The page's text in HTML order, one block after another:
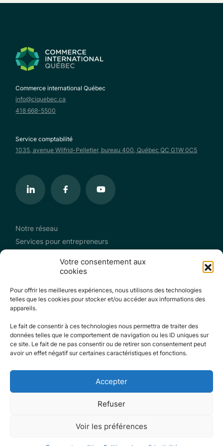
Votre consentement aux
cookies
Pour offrir les meilleures expériences, nous utilisons des technologies
telles que les cookies pour stocker et/ou accéder aux informations des
appareils.
Le fait de consentir à ces technologies nous permettra de traiter des
données telles que le comportement de navigation ou les ID uniques sur
ce site. Le fait de ne pas consentir ou de retirer son consentement peut
avoir un effet négatif sur certaines caractéristiques et fonctions.
Accepter
Refuser
Voir les préférences
Commerce international Québec
info@ciquebec.ca
418 668-5500
Service comptabilité
1035, avenue Wilfrid-Pelletier, bureau 400, Québec QC G1W 0C5
Notre réseau
Services pour entrepreneurs
Programme ALÉGO
Mercador
R.I.S.E.
Nouvelles
Foire aux questions
Répertoire
Nous joindre
©2026 Commerce International Québec